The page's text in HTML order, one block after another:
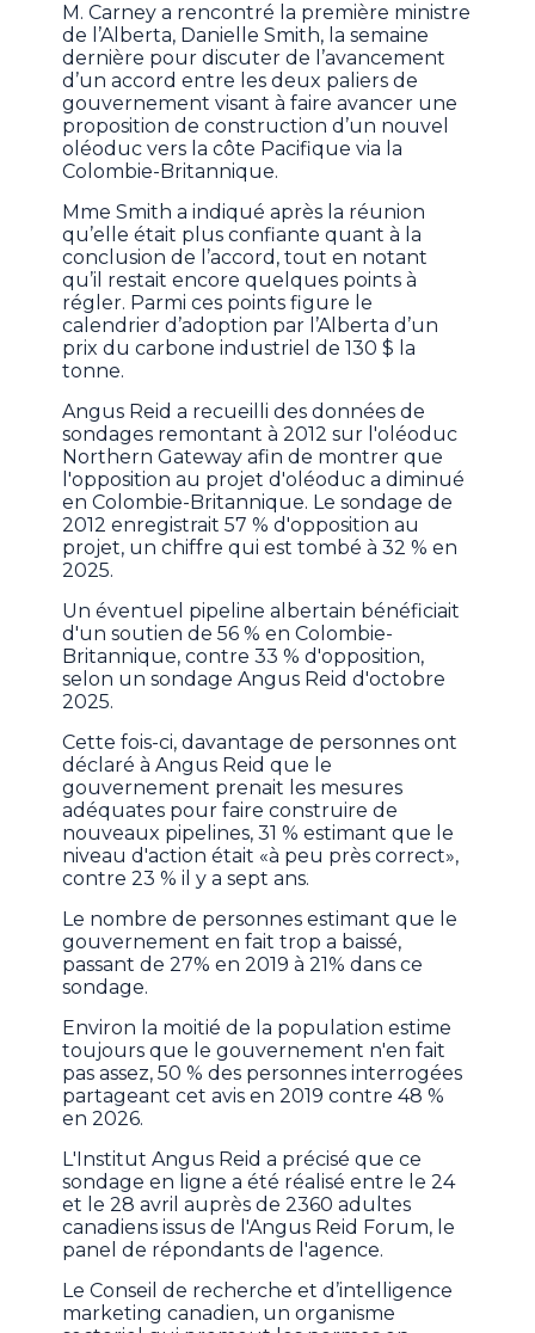
M. Carney a rencontré la première ministre
de l’Alberta, Danielle Smith, la semaine
dernière pour discuter de l’avancement
d’un accord entre les deux paliers de
gouvernement visant à faire avancer une
proposition de construction d’un nouvel
oléoduc vers la côte Pacifique via la
Colombie-Britannique.
Mme Smith a indiqué après la réunion
qu’elle était plus confiante quant à la
conclusion de l’accord, tout en notant
qu’il restait encore quelques points à
régler. Parmi ces points figure le
calendrier d’adoption par l’Alberta d’un
prix du carbone industriel de 130 $ la
tonne.
Angus Reid a recueilli des données de
sondages remontant à 2012 sur l'oléoduc
Northern Gateway afin de montrer que
l'opposition au projet d'oléoduc a diminué
en Colombie-Britannique. Le sondage de
2012 enregistrait 57 % d'opposition au
projet, un chiffre qui est tombé à 32 % en
2025.
Un éventuel pipeline albertain bénéficiait
d'un soutien de 56 % en Colombie-
Britannique, contre 33 % d'opposition,
selon un sondage Angus Reid d'octobre
2025.
Cette fois-ci, davantage de personnes ont
déclaré à Angus Reid que le
gouvernement prenait les mesures
adéquates pour faire construire de
nouveaux pipelines, 31 % estimant que le
niveau d'action était «à peu près correct»,
contre 23 % il y a sept ans.
Le nombre de personnes estimant que le
gouvernement en fait trop a baissé,
passant de 27% en 2019 à 21% dans ce
sondage.
Environ la moitié de la population estime
toujours que le gouvernement n'en fait
pas assez, 50 % des personnes interrogées
partageant cet avis en 2019 contre 48 %
en 2026.
L'Institut Angus Reid a précisé que ce
sondage en ligne a été réalisé entre le 24
et le 28 avril auprès de 2360 adultes
canadiens issus de l'Angus Reid Forum, le
panel de répondants de l'agence.
Le Conseil de recherche et d’intelligence
marketing canadien, un organisme